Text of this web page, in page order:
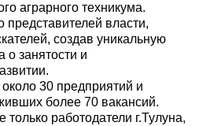
аграрного техникума.
власти,
создав уникальную
о занятости и
30 предприятий и
более 70 вакансий.
работодатели г.Тулуна,